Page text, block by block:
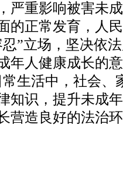
严重影响被害未
的正常发育，人
”立场，坚决依
年人健康成长的
生活中，社会、
知识，提升未成
营造良好的法治